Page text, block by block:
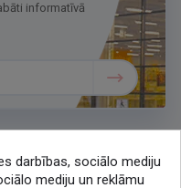
informatīvā
darbības, sociālo mediju
mediju un reklāmu